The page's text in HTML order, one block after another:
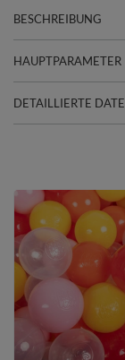
BESCHREIBUNG
HAUPTPARAMETER
DETAILLIERTE